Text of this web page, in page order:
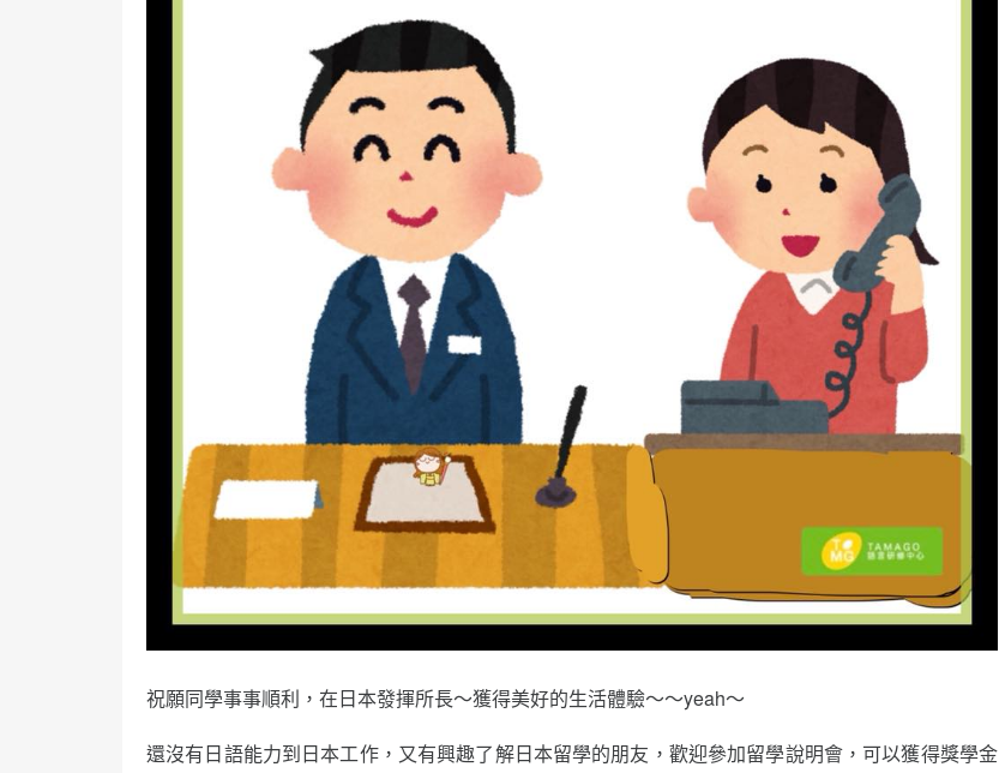
祝願同學事事順利，在日本發揮所長～獲得美好的生活體驗～～yeah～
還沒有日語能力到日本工作，又有興趣了解日本留學的朋友，歡迎參加留學說明會，可以獲得獎學金